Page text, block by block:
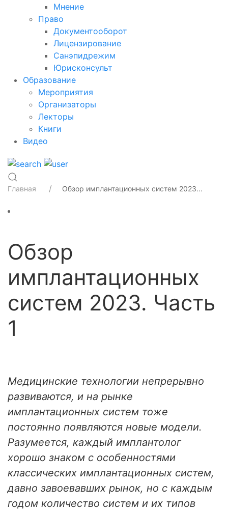
Мнение
Право
Документооборот
Лицензирование
Санэпидрежим
Юрисконсульт
Образование
Мероприятия
Организаторы
Лекторы
Книги
Видео
Главная Обзор имплантационных систем 2023...
Обзор
имплантационных
систем 2023. Часть
1
Медицинские технологии непрерывно
развиваются, и на рынке
имплантационных систем тоже
постоянно появляются новые модели.
Разумеется, каждый имплантолог
хорошо знаком с особенностями
классических имплантационных систем,
давно завоевавших рынок, но с каждым
годом количество систем и их типов